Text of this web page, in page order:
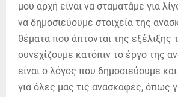
μου αρχή είναι να σταματάμε για
να δημοσιεύουμε στοιχεία της
θέματα που άπτονται της εξέλιξης
συνεχίζουμε κατόπιν το έργο της
είναι ο λόγος που δημοσιεύουμε
για όλες μας τις ανασκαφές, όπως